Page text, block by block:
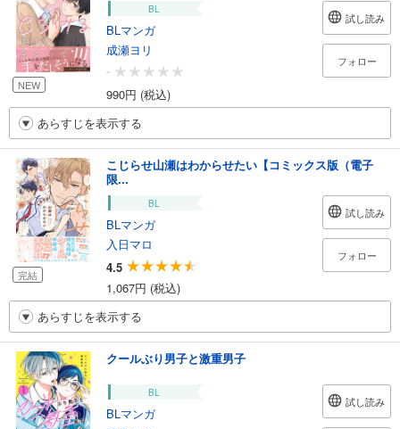
NEW
BL
BLマンガ
成瀬ヨリ
-
990円 (税込)
試し読み
フォロー
あらすじを表示する
完結
こじらせ山瀬はわからせたい【コミックス版（電子
限...
BL
BLマンガ
入日マロ
4.5
1,067円 (税込)
試し読み
フォロー
あらすじを表示する
クールぶり男子と激重男子
BL
BLマンガ
試し読み